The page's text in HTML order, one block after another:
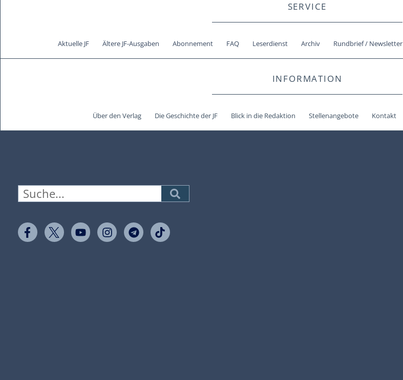
SERVICE
Aktuelle JF Ältere JF-Ausgaben Abonnement FAQ Leserdienst Archiv Rundbrief / Newsletter
INFORMATION
Über den Verlag Die Geschichte der JF Blick in die Redaktion Stellenangebote Kontakt